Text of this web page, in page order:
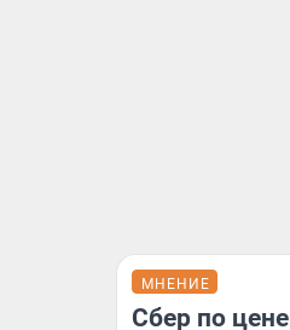
МНЕНИЕ
Сбер по цене